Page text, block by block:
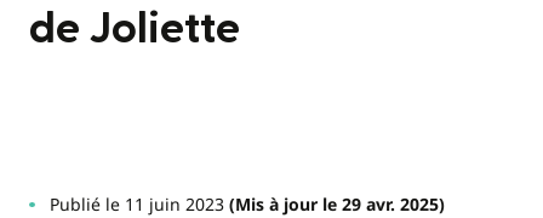
de Joliette
Publié le 11 juin 2023(Mis à jour le 29 avr. 2025)